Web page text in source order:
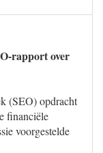
rapport over
(SEO) opdracht
financiële
voorgestelde